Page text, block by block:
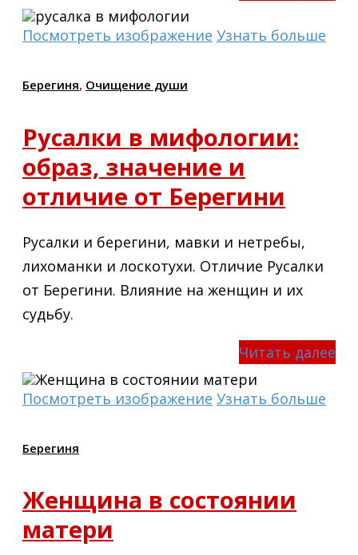
Посмотреть изображение Узнать больше
Берегиня, Очищение души
Русалки в мифологии:
образ, значение и
отличие от Берегини
Русалки и берегини, мавки и нетребы,
лихоманки и лоскотухи. Отличие Русалки
от Берегини. Влияние на женщин и их
судьбу.
Читать далее
Посмотреть изображение Узнать больше
Берегиня
Женщина в состоянии
матери